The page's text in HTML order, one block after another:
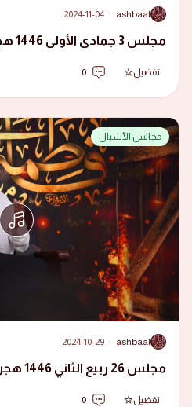
A
ashbaal
·
2024-11-04
مجلس 3 جمادى الأولى 1446 هجرية
تفضيل 0
مجالس الأشبال
A
ashbaal
·
2024-10-29
مجلس 26 ربيع الثاني 1446 هجرية
تفضيل 0